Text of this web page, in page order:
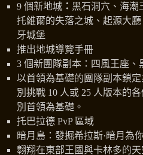
9 個新地城 ： 黑石洞穴、海潮
托維爾的失落之城、起源大
牙城堡
推出地城導覽手冊
3 個新團隊副本：四風王座、
以首領為基礎的團隊副本鎖
別挑戰 10 人或 25 人版本的
別首領為基礎。
托巴拉德 PvP 區域
暗月島：發掘希拉斯·暗月為
翱翔在東部王國與卡林多的天